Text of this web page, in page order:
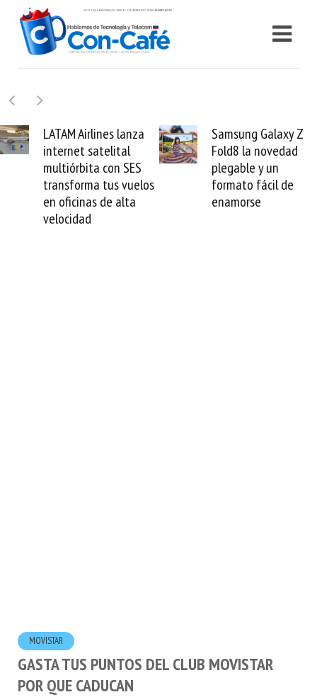
Airlines lanza
satelital
con SES
tus vuelos
de alta
Samsung Galaxy Z
Fold8 la novedad
plegable y un
formato fácil de
MOVISTAR
GASTA TUS PUNTOS DEL CLUB MOVISTAR
POR QUE CADUCAN